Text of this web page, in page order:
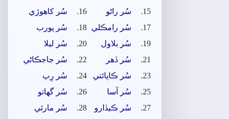
سُر راڻو
سُر کاھوڙي
سُر رامڪلي
سُر پورب
سُر بلاول
سُر ليلا
سُر ڏھر
سُر جاجڪاڻي
سُر ڪاپائتي
سُر رِپ
سُر آسا
سُر گهاتو
سُر ڪيڏارو
سُر مارئي